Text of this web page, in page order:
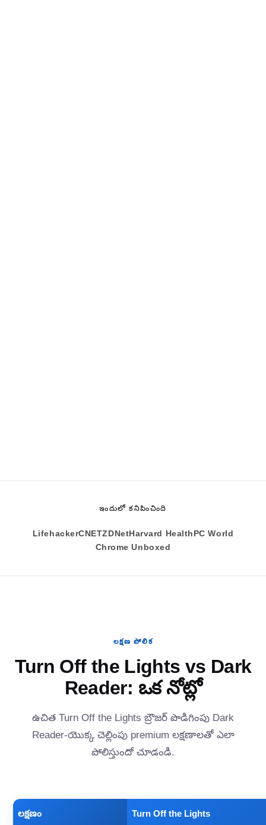
ఇందులో కనిపించింది
LifehackerCNETZDNet Harvard Health PC World
Chrome Unboxed
లక్షణ పోలిక
Turn Off the Lights vs Dark
Reader: ఒక నోట్లో
ఉచిత Turn Off the Lights బ్రౌజర్ పొడిగింపు Dark
Reader-యొక్క చెల్లింపు premium లక్షణాలతో ఎలా
పోలిస్తుందో చూడండి.
లక్షణం Turn Off the Lights